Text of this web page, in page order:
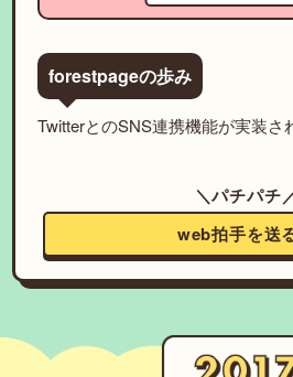
forestpageの歩み
TwitterとのSNS連携機能が実装さ
＼パチパチ
web拍手を送